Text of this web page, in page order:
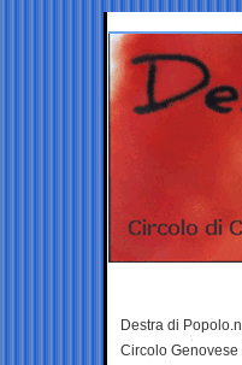
Destra di
Circolo Genovese